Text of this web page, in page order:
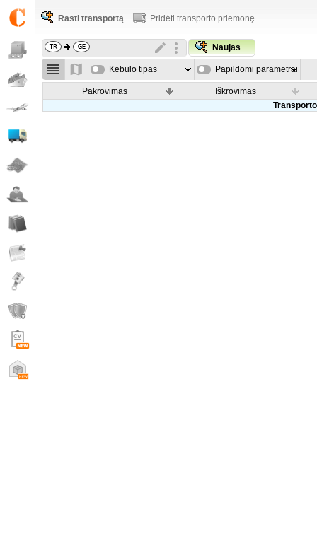
Rasti transportą Pridėti transporto priemonę
Naujas
Kėbulo tipas Papildomi parametrai
Pakrovimas
Iškrovimas